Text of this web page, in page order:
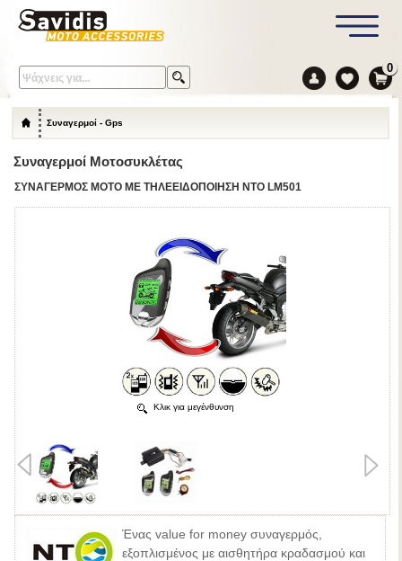
0
Συναγερμοί - Gps
Συναγερμοί Μοτοσυκλέτας
ΣΥΝΑΓΕΡΜΟΣ ΜΟΤΟ ΜΕ ΤΗΛΕΕΙΔΟΠΟΙΗΣΗ NTO LM501
Κλικ για μεγένθυνση
Ένας value for money συναγερμός,
εξοπλισμένος με αισθητήρα κραδασμού και